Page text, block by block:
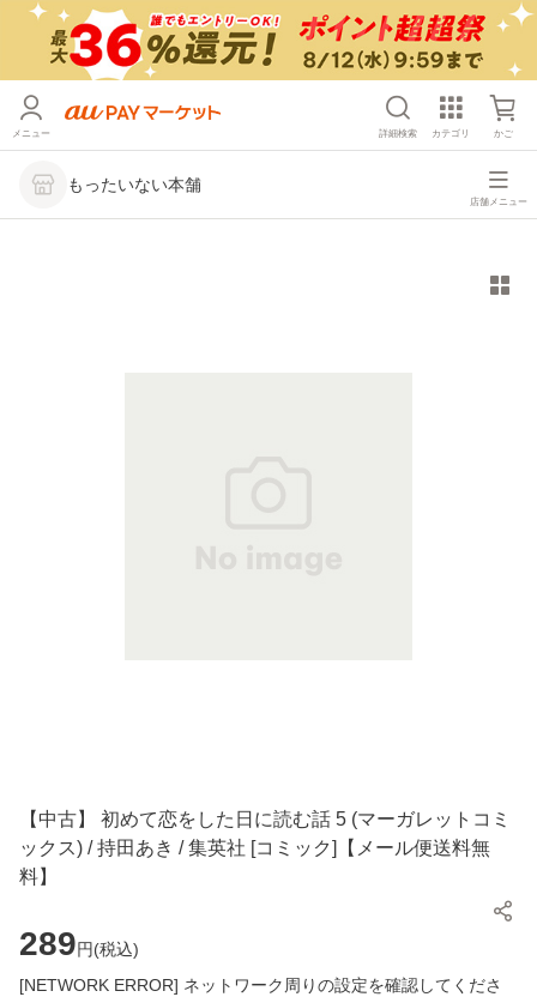
メニュー 詳細検索 カテゴリ かご
もったいない本舗
店舗メニュー
【中古】 初めて恋をした日に読む話 5 (マーガレットコミ
ックス) / 持田あき / 集英社 [コミック]【メール便送料無
料】
289円(税込)
[NETWORK ERROR] ネットワーク周りの設定を確認してくださ